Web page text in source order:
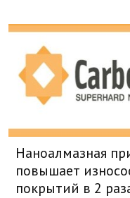
Наноалмазная
повышает
покрытий в 2